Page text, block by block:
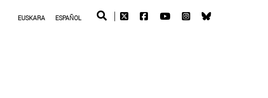
EUSKARA ESPAÑOL